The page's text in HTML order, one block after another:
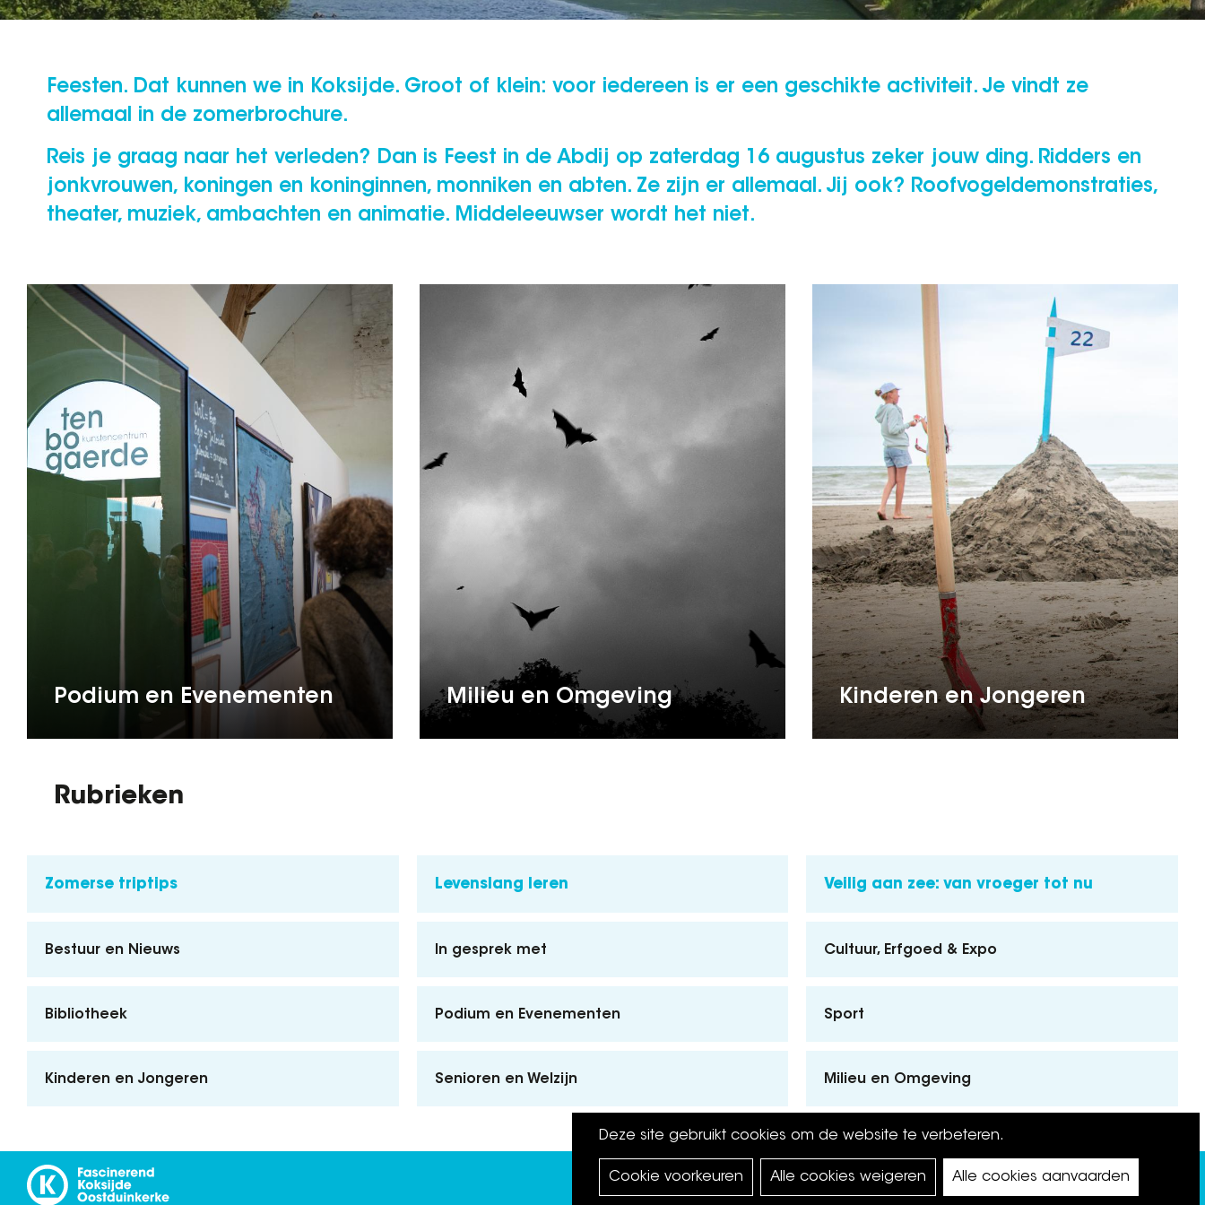
Feesten. Dat kunnen we in Koksijde. Groot of klein: voor iedereen is er een geschikte activiteit. Je vindt ze
allemaal in de zomerbrochure.
Reis je graag naar het verleden? Dan is Feest in de Abdij op zaterdag 16 augustus zeker jouw ding. Ridders en
jonkvrouwen, koningen en koninginnen, monniken en abten. Ze zijn er allemaal. Jij ook? Roofvogeldemonstraties,
theater, muziek, ambachten en animatie. Middeleeuwser wordt het niet.
Podium en Evenementen Milieu en Omgeving Kinderen en Jongeren
Rubrieken
Zomerse triptips Levenslang leren Veilig aan zee: van vroeger tot nu
Bestuur en Nieuws In gesprek met Cultuur, Erfgoed & Expo
Bibliotheek Podium en Evenementen Sport
Kinderen en Jongeren Senioren en Welzijn Milieu en Omgeving
Deze site gebruikt cookies om de website te verbeteren.
Cookie voorkeuren Alle cookies weigeren Alle cookies aanvaarden